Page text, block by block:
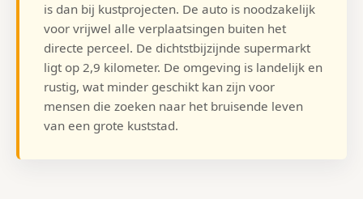
is dan bij kustprojecten. De auto is noodzakelijk
voor vrijwel alle verplaatsingen buiten het
directe perceel. De dichtstbijzijnde supermarkt
ligt op 2,9 kilometer. De omgeving is landelijk en
rustig, wat minder geschikt kan zijn voor
mensen die zoeken naar het bruisende leven
van een grote kuststad.